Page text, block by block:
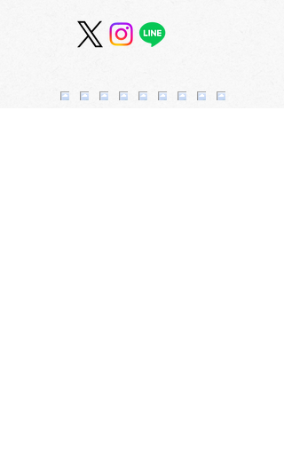
プラチナ万年筆フェア